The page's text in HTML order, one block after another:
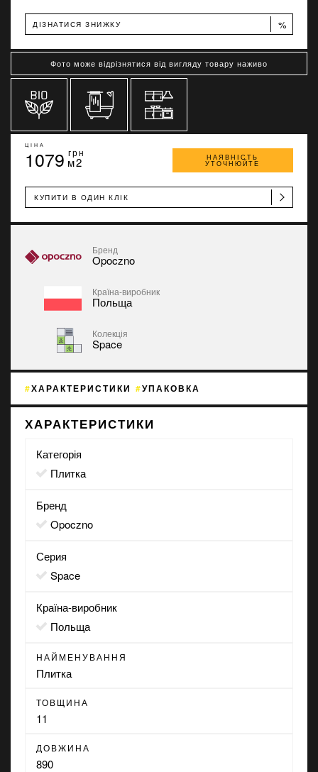
ДІЗНАТИСЯ ЗНИЖКУ %
Фото може відрізнятися від вигляду товару наживо
ЦІНА
1079 грн
м2 НАЯВНІСТЬ
УТОЧНЮЙТЕ
КУПИТИ В ОДИН КЛІК
Бренд
Opoczno
Країна-виробник
Польща
Колекція
Space
ХАРАКТЕРИСТИКИ УПАКОВКА
ХАРАКТЕРИСТИКИ
Категорія
Плитка
Бренд
Opoczno
Серия
Space
Країна-виробник
Польща
НАЙМЕНУВАННЯ
Плитка
ТОВЩИНА
11
ДОВЖИНА
890